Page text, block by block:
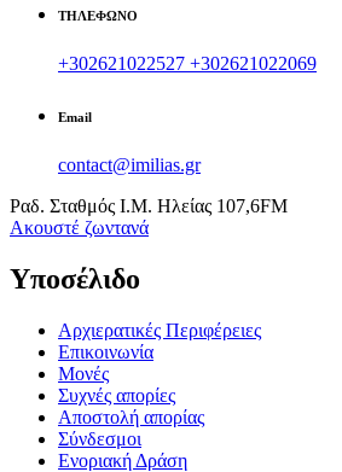
ΤΗΛΕΦΩΝΟ
+302621022527 +302621022069
Email
contact@imilias.gr
Ραδ. Σταθμός Ι.Μ. Ηλείας 107,6FM
Aκουστέ ζωντανά
Υποσέλιδο
Αρχιερατικές Περιφέρειες
Επικοινωνία
Μονές
Συχνές απορίες
Αποστολή απορίας
Σύνδεσμοι
Ενοριακή Δράση